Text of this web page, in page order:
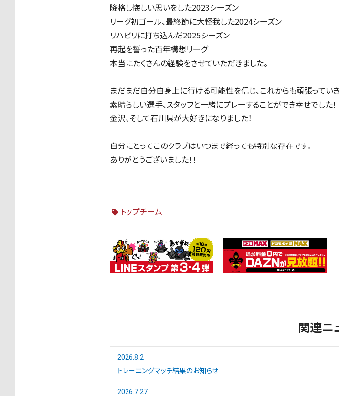
降格し悔しい思いをした2023シーズン
リーグ初ゴール、最終節に大怪我した2024シーズン
リハビリに打ち込んだ2025シーズン
再起を誓った百年構想リーグ
本当にたくさんの経験をさせていただきました。
まだまだ自分自身上に行ける可能性を信じ、これからも頑張っていき
素晴らしい選手、スタッフと一緒にプレーすることができ幸せでした！
金沢、そして石川県が大好きになりました！
自分にとってこのクラブはいつまで経っても特別な存在です。
ありがとうございました！！
トップチーム
関連ニ
2026.8.2
トレーニングマッチ結果のお知らせ
2026.7.27